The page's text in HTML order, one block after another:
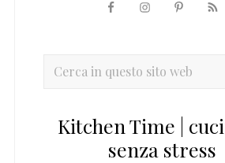
primaria
Cerca
sitoKitchen Time |
senza stress